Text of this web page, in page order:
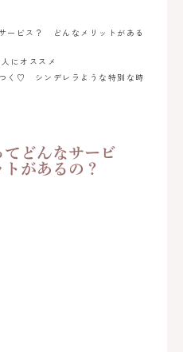
ービス？ どんなメリットがある
にオススメ
く♡ シンデレラような特別な時
てどんなサービ
があるの？